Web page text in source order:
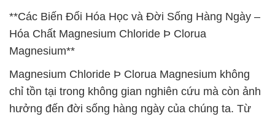
**Các Biến Đổi Hóa Học và Đời Sống Hàng Ngày –
Hóa Chất Magnesium Chloride Þ Clorua
Magnesium**
Magnesium Chloride Þ Clorua Magnesium không
chỉ tồn tại trong không gian nghiên cứu mà còn ảnh
hưởng đến đời sống hàng ngày của chúng ta. Từ